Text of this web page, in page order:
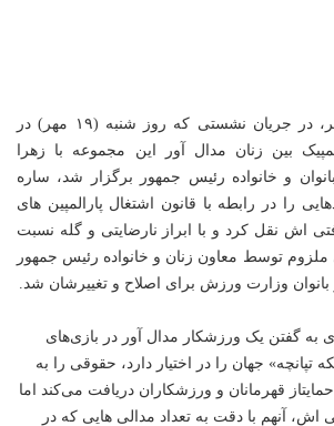
به گزارش خبرنگار مهر، در جریان نشستی که روز شنبه (۱۹ مهر) در
بین زنان مدال آور این مجموعه با زهرا
و خانواده رئیس جمهور برگزار شد، ساره
را در رابطه با قانون اشتغال پارالمپین های
اش نقل کرد و با ابراز نارضایتی و گله نسبت
ملزوم توسط معاون زنان و خانواده رئیس جمهور
وزارت ورزش برای اصلاح و تغییرشان شد.
به گفتن یک ورزشکار مدال آور در بازی‌های
تپانچه» جهان را در اختیار دارد، حقوقی را به
قهرمانان و ورزشکاران دریافت می‌کند اما
اش، آنهم با دقت به تعداد مدالی هایی که در